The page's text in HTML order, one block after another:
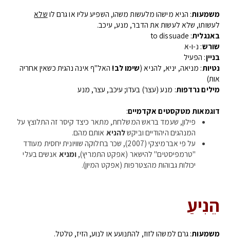
משמעות: הניא מישהו מלעשות משהו, השפיע עליו או גרם לו שלא
לעשותו, שלא לעשות את הדבר, מנע, עיכב.
באנגלית: to dissuade
שורש: נ-ו-א
בניין: הפעיל
נטיות: מניאה, יניא, להניא (שימו לב! האל"ף אינה נהגית כשאין אחריה
אות)
מילים נרדפות: מנע (עצר) בעדו; עיכב, עצר, מנע
דוגמאות מטקסטים אקדמיים:
פילון, שעמד בראש המשלחת, מתאר כיצד קיסר זה התלוצץ על
המנהגים היהודיים וביקשלהניא אותם מהם.
על פי אברמיצקי (2007), שכר בחלוקה שוויונית יחסית מעודד
"טרמפיסטים" להישאר (אפקט התמריץ), ומניא אנשים בעלי
יכולות גבוהות מהצטרפות (אפקט המיון).
הֵנִיעַ
משמעות: גרם למשהו לזוז, להתנועע או לנוע, הזיז, טלטל.